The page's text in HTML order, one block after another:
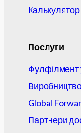
Послуги
Виробництво
Global
Партнери